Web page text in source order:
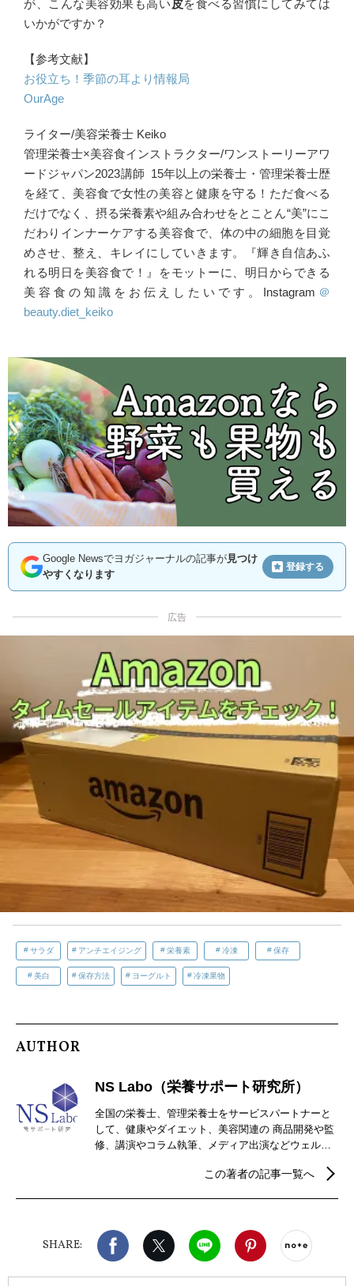
が、こんな美容効果も高い 皮を食べる習慣にしてみては
いかがですか？
【参考文献】
お役立ち！季節の耳より情報局
OurAge
ライター/美容栄養士 Keiko
管理栄養士×美容食インストラクター/ワンストーリーアワ
ードジャパン2023講師 15年以上の栄養士・管理栄養士歴
を経て、美容食で女性の美容と健康を守る！ただ食べる
だけでなく、摂る栄養素や組み合わせをとことん“美”にこ
だわりインナーケアする美容食で、体の中の細胞を目覚
めさせ、整え、キレイにしていきます。『輝き自信あふ
れる明日を美容食で！』をモットーに、明日からできる
美容食の知識をお伝えしたいです。Instagram ＠
beauty.diet_keiko
Google Newsでヨガジャーナルの記事が見つけ
やすくなります
登録する
広告
サラダ アンチエイジング 栄養素 冷凍 保存
美白 保存方法 ヨーグルト 冷凍果物
AUTHOR
NS Labo（栄養サポート研究所）
全国の栄養士、管理栄養士をサービスパートナーと
して、健康やダイエット、美容関連の 商品開発や監
修、講演やコラム執筆、メディア出演などウェルネ
2020年に「ウェルネスライフコーチ協会」を立ち上
この著者の記事一覧へ
SHARE:
Facebook X（旧twitter）
LINE Pinterest